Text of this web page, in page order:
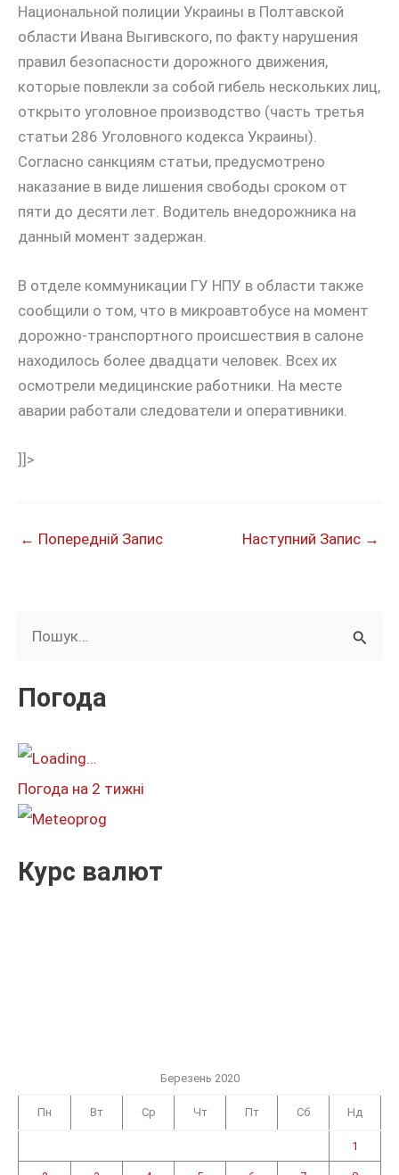
Национальной полиции Украины в Полтавской
области Ивана Выгивского, по факту нарушения
правил безопасности дорожного движения,
которые повлекли за собой гибель нескольких лиц,
открыто уголовное производство (часть третья
статьи 286 Уголовного кодекса Украины).
Согласно санкциям статьи, предусмотрено
наказание в виде лишения свободы сроком от
пяти до десяти лет. Водитель внедорожника на
данный момент задержан.
В отделе коммуникации ГУ НПУ в области также
сообщили о том, что в микроавтобусе на момент
дорожно-транспортного происшествия в салоне
находилось более двадцати человек. Всех их
осмотрели медицинские работники. На месте
аварии работали следователи и оперативники.
]]>
← Попередній Запис Наступний Запис →
к
т
:
Погода
Погода на 2 тижні
Курс валют
Березень 2020
Пн Вт Ср Чт Пт Сб Нд
1